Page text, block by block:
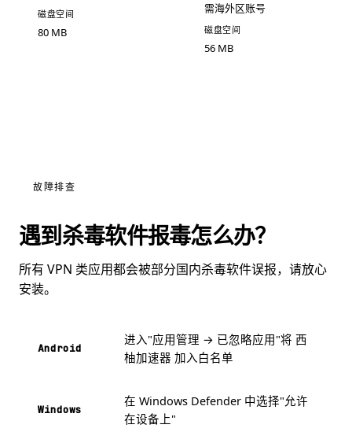
磁盘空间
80 MB
需海外区账号
磁盘空间
56 MB
故障排查
遇到杀毒软件报毒怎么办？
所有 VPN 类应用都会被部分国内杀毒软件误报，请放心
安装。
Android
进入"应用管理 → 已忽略应用"将 西
柚加速器 加入白名单
Windows
在 Windows Defender 中选择"允许
在设备上"